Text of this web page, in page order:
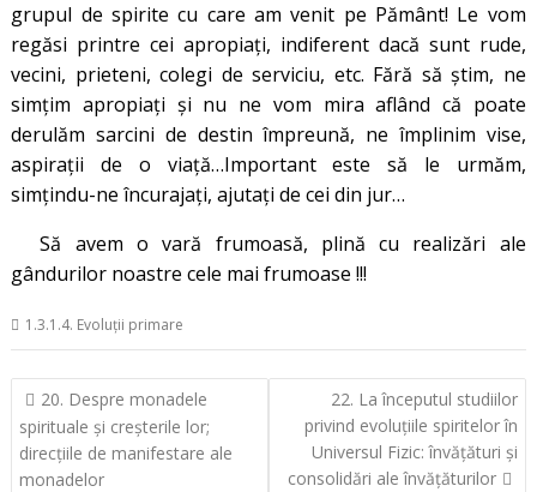
grupul de spirite cu care am venit pe Pământ! Le vom
regăsi printre cei apropiați, indiferent dacă sunt rude,
vecini, prieteni, colegi de serviciu, etc. Fără să știm, ne
simțim apropiați și nu ne vom mira aflând că poate
derulăm sarcini de destin împreună, ne împlinim vise,
aspirații de o viață…Important este să le urmăm,
simțindu-ne încurajați, ajutați de cei din jur…
Să avem o vară frumoasă, plină cu realizări ale
gândurilor noastre cele mai frumoase !!!
1.3.1.4. Evoluții primare
Navigare
în
articole
20. Despre monadele
spirituale și creșterile lor;
direcțiile de manifestare ale
monadelor
22. La începutul studiilor
privind evoluțiile spiritelor în
Universul Fizic: învățături și
consolidări ale învățăturilor